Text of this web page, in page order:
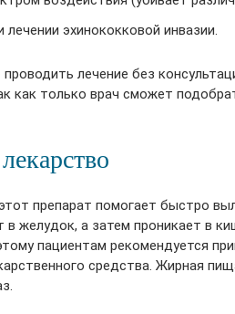
эхинококковой инвазии.
лечение без
как только врач сможет
препарат помогает быстро
желудок, а затем проникает в
пациентам рекомендуется
средства. Жирная